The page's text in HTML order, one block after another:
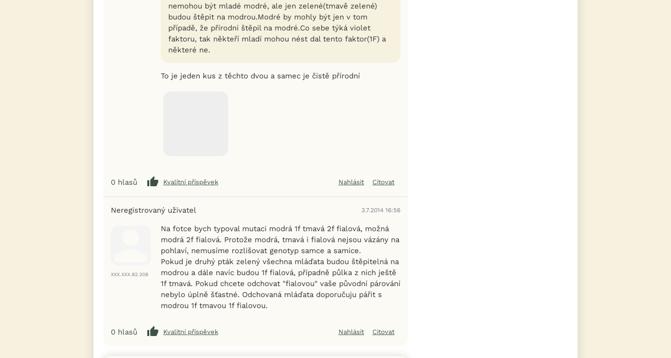
nemohou být mladé modré, ale jen zelené(tmavě zelené)
budou štěpit na modrou.Modré by mohly být jen v tom
případě, že přírodní štěpil na modré.Co sebe týká violet
faktoru, tak někteří mladí mohou nést dal tento faktor(1F) a
některé ne.
To je jeden kus z těchto dvou a samec je čistě přírodní
0 hlasů Kvalitní příspěvek Nahlásit Citovat
Neregistrovaný uživatel 3.7.2014 16:56
XXX.XXX.82.208
Na fotce bych typoval mutaci modrá 1f tmavá 2f fialová, možná
modrá 2f fialová. Protože modrá, tmavá i fialová nejsou vázány na
pohlaví, nemusíme rozlišovat genotyp samce a samice.
Pokud je druhý pták zelený všechna mláďata budou štěpitelná na
modrou a dále navíc budou 1f fialová, případně půlka z nich ještě
1f tmavá. Pokud chcete odchovat "fialovou" vaše původní párování
nebylo úplně šťastné. Odchovaná mláďata doporučuju pářit s
modrou 1f tmavou 1f fialovou.
0 hlasů Kvalitní příspěvek Nahlásit Citovat